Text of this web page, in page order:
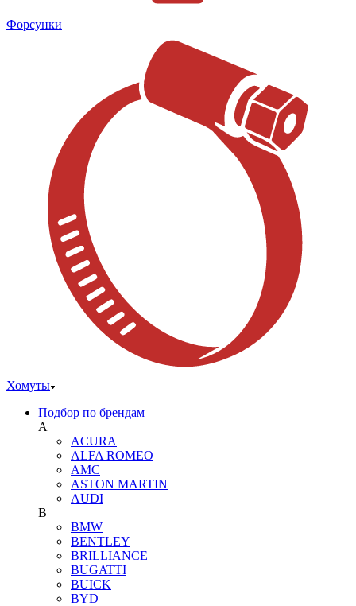
Форсунки
Хомуты
Подбор по брендам
A
ACURA
ALFA ROMEO
AMC
ASTON MARTIN
AUDI
B
BMW
BENTLEY
BRILLIANCE
BUGATTI
BUICK
BYD